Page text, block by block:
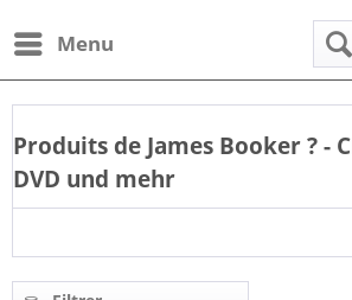
Menu
Produits de James Booker? -
DVD und mehr